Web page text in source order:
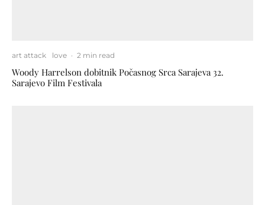
art attack love · 2 min read
Woody Harrelson dobitnik Počasnog Srca Sarajeva 32.
Sarajevo Film Festivala